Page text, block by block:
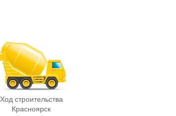
Ход строительства
Красноярск